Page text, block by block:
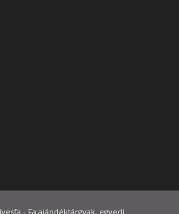
- Fa ajándéktárgyak, egyedi